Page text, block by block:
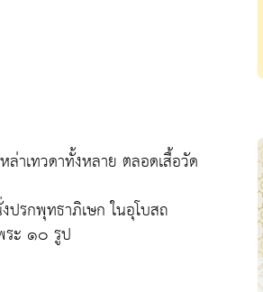
าเทวดาทั้งหลาย ตลอดเสื้อวัด
รกพุทธาภิเษก ในอุโบสถ
ระ ๑๐ รูป